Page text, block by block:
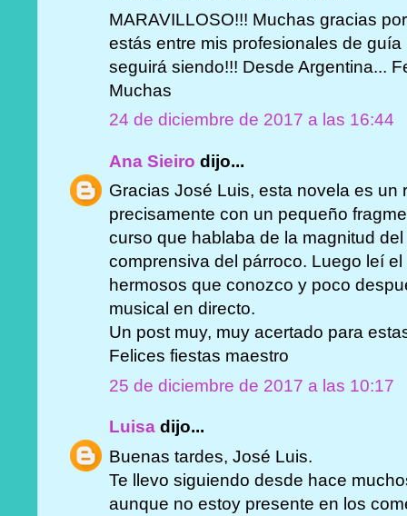
MARAVILLOSO!!! Muchas gracias
estás entre mis profesionales de
seguirá siendo!!! Desde Argentina...
Muchas
24 de diciembre de 2017 a las 16:44
Ana Sieiro dijo...
Gracias José Luis, esta novela es un
precisamente con un pequeño
curso que hablaba de la magnitud
comprensiva del párroco. Luego leí
hermosos que conozco y poco
musical en directo.
Un post muy, muy acertado para
Felices fiestas maestro
25 de diciembre de 2017 a las 10:17
Luisa dijo...
Buenas tardes, José Luis.
Te llevo siguiendo desde hace
aunque no estoy presente en los